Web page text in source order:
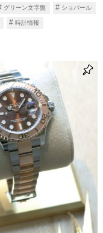
グリーン文字盤 ショパール
時計情報